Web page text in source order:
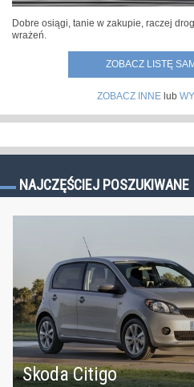
Dobre osiągi, tanie w zakupie, raczej
wrażeń.
ZOBACZ LISTĘ
ZOBACZ INNElub
NAJCZĘŚCIEJ POSZUKIWANE
Skoda Citigo